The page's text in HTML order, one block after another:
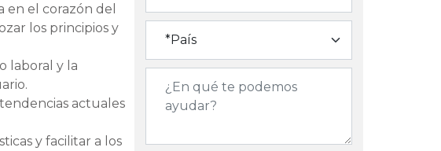
en el corazón del
los principios y
laboral y la
actuales
y facilitar a los